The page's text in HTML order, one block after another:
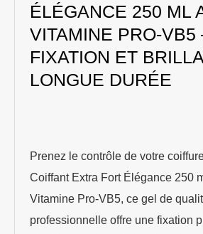
ÉLÉGANCE 250 ML
VITAMINE PRO-VB5
FIXATION ET
LONGUE DURÉE
Prenez le contrôle de votre
Coiffant Extra Fort Élégance 250
Vitamine Pro-VB5, ce gel de
professionnelle offre une fixation